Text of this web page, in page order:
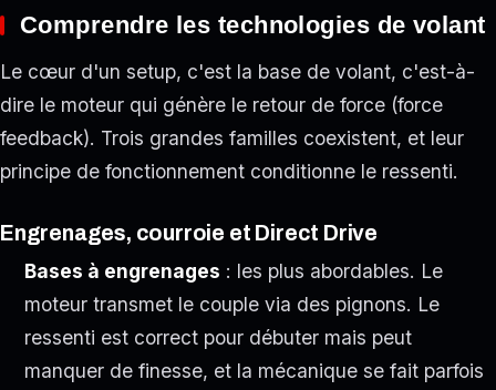
Comprendre les technologies de volant
Le cœur d'un setup, c'est la base de volant, c'est-à-
dire le moteur qui génère le retour de force (force
feedback). Trois grandes familles coexistent, et leur
principe de fonctionnement conditionne le ressenti.
Engrenages, courroie et Direct Drive
Bases à engrenages : les plus abordables. Le
moteur transmet le couple via des pignons. Le
ressenti est correct pour débuter mais peut
manquer de finesse, et la mécanique se fait parfois